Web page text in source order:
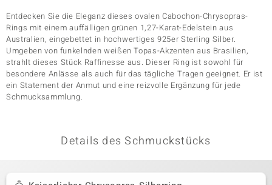
Classics
Entdecken Sie die Eleganz dieses ovalen Cabochon-Chrysopras-
Rings mit einem auffälligen grünen 1,27-Karat-Edelstein aus
Australien, eingebettet in hochwertiges 925er Sterling Silber.
Umgeben von funkelnden weißen Topas-Akzenten aus Brasilien,
strahlt dieses Stück Raffinesse aus. Dieser Ring ist sowohl für
besondere Anlässe als auch für das tägliche Tragen geeignet. Er ist
ein Statement der Anmut und eine reizvolle Ergänzung für jede
Schmucksammlung.
Details des Schmuckstücks